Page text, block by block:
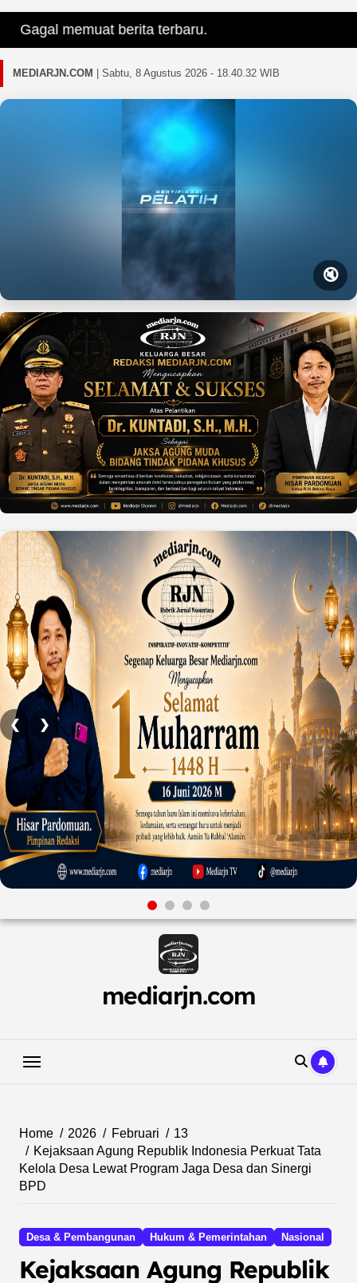
memuat berita terbaru.
MEDIARJN.COM Sabtu, 8 Agustus 2026 - 18.40.33 WIB
🔇
❮ ❯
Skip
mediarjn.com
Home 2026 Februari
13
Kejaksaan Agung Republik Indonesia Perkuat Tata
Kelola Desa Lewat Program Jaga Desa dan Sinergi
BPD
Desa & Pembangunan Hukum & Pemerintahan Nasional
Kejaksaan Agung Republik